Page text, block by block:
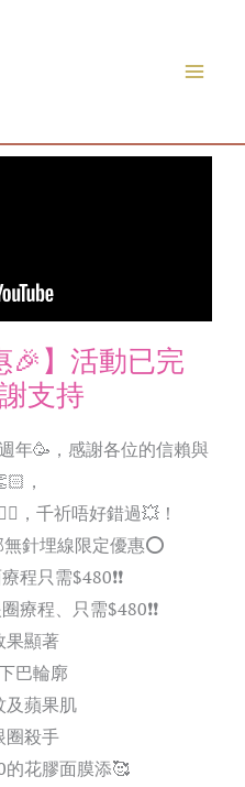
🎉】活動已完
支持
年🥳 ，感謝各位的信賴與
，
，千祈唔好錯過💥 ！
針埋線限定優惠⭕
程只需$480❗❗
療程、只需$480❗❗
果顯著
巴輪廓
及蘋果肌
圈殺手
花膠面膜添🥰